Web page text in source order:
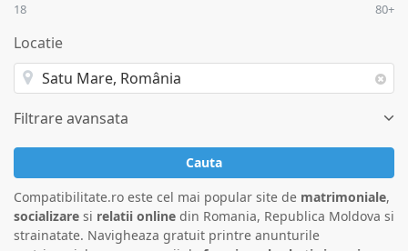
18 80+
Locatie
Filtrare avansata
Cauta
Compatibilitate.ro este cel mai popular site de matrimoniale,
socializare si relatii online din Romania, Republica Moldova si
strainatate. Navigheaza gratuit printre anunturile